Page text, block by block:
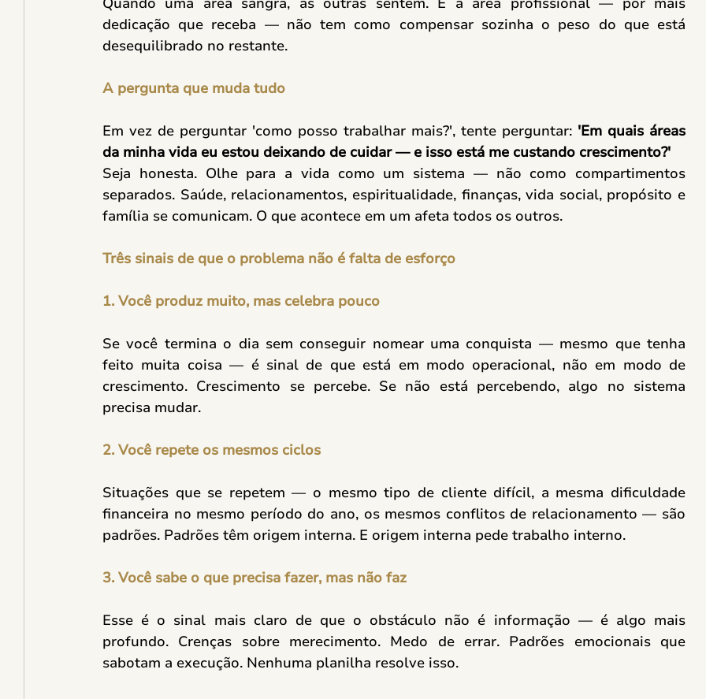
dedicação que receba — não tem como compensar sozinha o peso do que está
desequilibrado no restante.
A pergunta que muda tudo
Em vez de perguntar 'como posso trabalhar mais?', tente perguntar: 'Em quais áreas
da minha vida eu estou deixando de cuidar — e isso está me custando crescimento?'
Seja honesta. Olhe para a vida como um sistema — não como compartimentos
separados. Saúde, relacionamentos, espiritualidade, finanças, vida social, propósito e
família se comunicam. O que acontece em um afeta todos os outros.
Três sinais de que o problema não é falta de esforço
1. Você produz muito, mas celebra pouco
Se você termina o dia sem conseguir nomear uma conquista — mesmo que tenha
feito muita coisa — é sinal de que está em modo operacional, não em modo de
crescimento. Crescimento se percebe. Se não está percebendo, algo no sistema
precisa mudar.
2. Você repete os mesmos ciclos
Situações que se repetem — o mesmo tipo de cliente difícil, a mesma dificuldade
financeira no mesmo período do ano, os mesmos conflitos de relacionamento — são
padrões. Padrões têm origem interna. E origem interna pede trabalho interno.
3. Você sabe o que precisa fazer, mas não faz
Esse é o sinal mais claro de que o obstáculo não é informação — é algo mais
profundo. Crenças sobre merecimento. Medo de errar. Padrões emocionais que
sabotam a execução. Nenhuma planilha resolve isso.